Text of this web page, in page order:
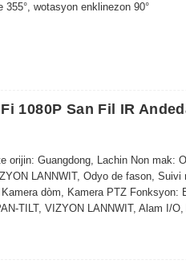
solèy la pou diminye depans
355°, wotasyon enklinezon 90°
4MP/5MP/6MP/8MP
1080P San Fil IR
orijin: Guangdong, Lachin Non mak:
LANNWIT, Odyo de fason,
dòm, Kamera PTZ Fonksyon:
TILT, VIZYON LANNWIT, Alam I/